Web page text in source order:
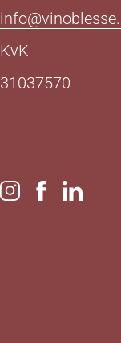
KvK
31037570